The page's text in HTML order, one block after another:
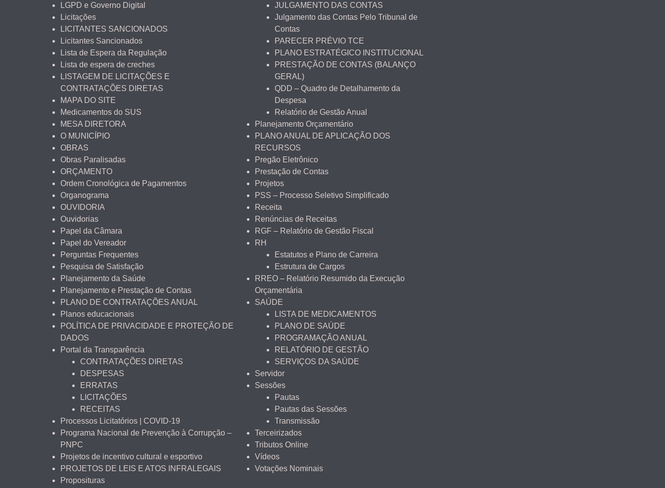
LGPD e Governo Digital
Licitações
LICITANTES SANCIONADOS
Licitantes Sancionados
Lista de Espera da Regulação
Lista de espera de creches
LISTAGEM DE LICITAÇÕES E
CONTRATAÇÕES DIRETAS
MAPA DO SITE
Medicamentos do SUS
MESA DIRETORA
O MUNICÍPIO
OBRAS
Obras Paralisadas
ORÇAMENTO
Ordem Cronológica de Pagamentos
Organograma
OUVIDORIA
Ouvidorias
Papel da Câmara
Papel do Vereador
Perguntas Frequentes
Pesquisa de Satisfação
Planejamento da Saúde
Planejamento e Prestação de Contas
PLANO DE CONTRATAÇÕES ANUAL
Planos educacionais
POLÍTICA DE PRIVACIDADE E PROTEÇÃO DE
DADOS
Portal da Transparência
CONTRATAÇÕES DIRETAS
DESPESAS
ERRATAS
LICITAÇÕES
RECEITAS
Processos Licitatórios | COVID-19
Programa Nacional de Prevenção à Corrupção –
PNPC
Projetos de incentivo cultural e esportivo
PROJETOS DE LEIS E ATOS INFRALEGAIS
Proposituras
JULGAMENTO DAS CONTAS
Julgamento das Contas Pelo Tribunal de
Contas
PARECER PRÉVIO TCE
PLANO ESTRATÉGICO INSTITUCIONAL
PRESTAÇÃO DE CONTAS (BALANÇO
GERAL)
QDD – Quadro de Detalhamento da
Despesa
Relatório de Gestão Anual
Planejamento Orçamentário
PLANO ANUAL DE APLICAÇÃO DOS
RECURSOS
Pregão Eletrônico
Prestação de Contas
Projetos
PSS – Processo Seletivo Simplificado
Receita
Renúncias de Receitas
RGF – Relatório de Gestão Fiscal
RH
Estatutos e Plano de Carreira
Estrutura de Cargos
RREO – Relatório Resumido da Execução
Orçamentária
SAÚDE
LISTA DE MEDICAMENTOS
PLANO DE SAÚDE
PROGRAMAÇÃO ANUAL
RELATÓRIO DE GESTÃO
SERVIÇOS DA SAÚDE
Servidor
Sessões
Pautas
Pautas das Sessões
Transmissão
Terceirizados
Tributos Online
Vídeos
Votações Nominais